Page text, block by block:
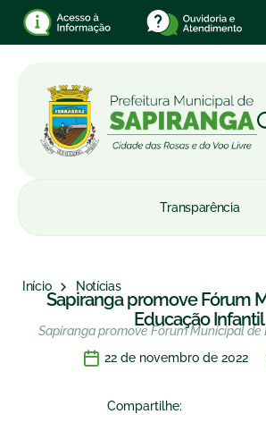
Transparência
Início Notícias
Sapiranga promove Fórum
Educação Infantil
Sapiranga promove Fórum Municipal
22 de novembro de 2022
Compartilhe: